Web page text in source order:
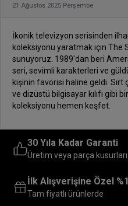
21 Ağustos 2025 Perşembe
İkonik televizyon serisinden
koleksiyonu yaratmak için The
sunuyoruz. 1989'dan beri
seri, sevimli karakterleri ve
kişinin favorisi haline geldi. Sırt
ve dizüstü bilgisayar kılıfı gibi
koleksiyonu hemen keşfet.
30 Yıla Kadar Garanti
Üretim veya parça
İlk Alışverişine Özel
Tam fiyatlı ürünlerde